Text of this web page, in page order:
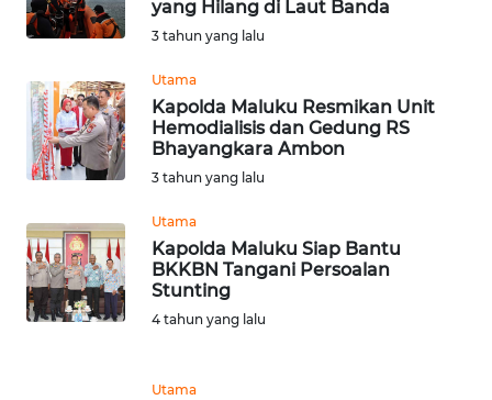
yang Hilang di Laut Banda
3 tahun yang lalu
Utama
Kapolda Maluku Resmikan Unit
Hemodialisis dan Gedung RS
Bhayangkara Ambon
3 tahun yang lalu
Utama
Kapolda Maluku Siap Bantu
BKKBN Tangani Persoalan
Stunting
4 tahun yang lalu
Utama
WN
WN
BABEL
SUMBAR
WN
SUMSEL